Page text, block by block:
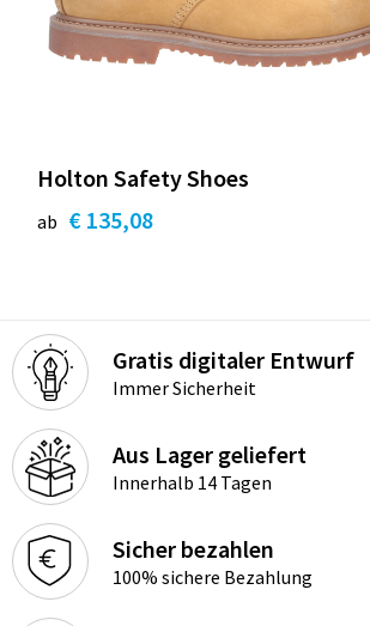
Holton Safety Shoes
ab € 135,08
Gratis digitaler Entwurf
Immer Sicherheit
Aus Lager geliefert
Innerhalb 14 Tagen
Sicher bezahlen
100% sichere Bezahlung